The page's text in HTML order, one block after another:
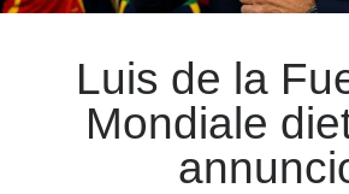
Luis de la
Mondiale